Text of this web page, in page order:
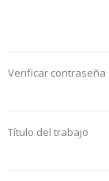
Verificar contraseña
Título del trabajo